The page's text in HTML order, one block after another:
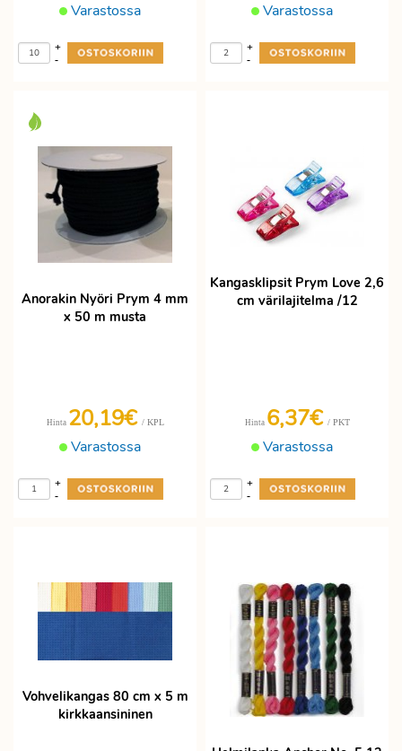
Varastossa
-
+
Varastossa
-
+
Anorakin Nyöri Prym 4 mm
x 50 m musta
Varastossa
Hinta 20,19€ / KPL
-
+
Kangasklipsit Prym Love 2,6
cm värilajitelma /12
Varastossa
Hinta 6,37€ / PKT
-
+
Vohvelikangas 80 cm x 5 m
kirkkaansininen